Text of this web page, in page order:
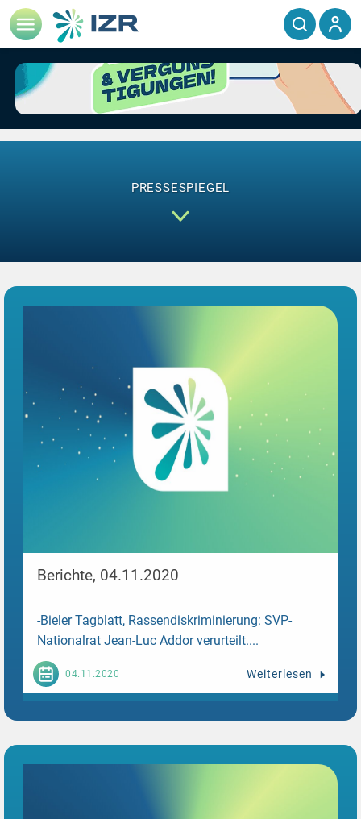
PRESSESPIEGEL
Berichte, 04.11.2020
-Bieler Tagblatt, Rassendiskriminierung: SVP-
Nationalrat Jean-Luc Addor verurteilt....
04.11.2020 Weiterlesen